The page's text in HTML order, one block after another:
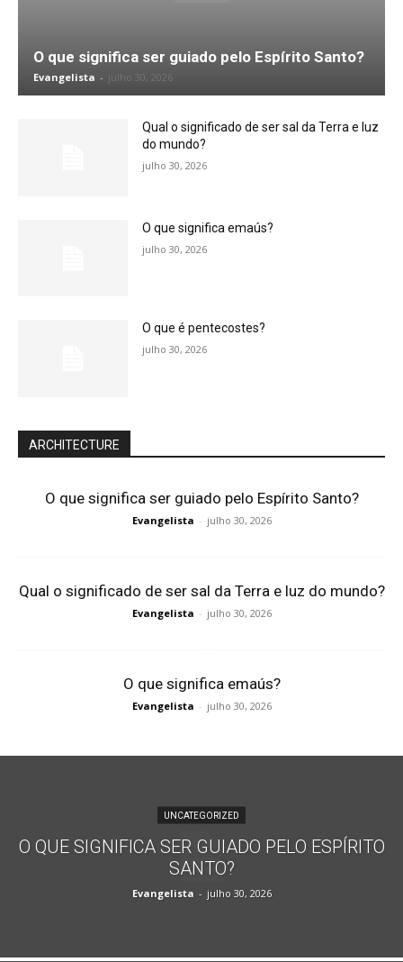
O que significa ser guiado pelo Espírito Santo?
Evangelista - julho 30, 2026
Qual o significado de ser sal da Terra e luz
do mundo?
julho 30, 2026
O que significa emaús?
julho 30, 2026
O que é pentecostes?
julho 30, 2026
ARCHITECTURE
O que significa ser guiado pelo Espírito Santo?
Evangelista - julho 30, 2026
Qual o significado de ser sal da Terra e luz do mundo?
Evangelista - julho 30, 2026
O que significa emaús?
Evangelista - julho 30, 2026
UNCATEGORIZED
O QUE SIGNIFICA SER GUIADO PELO ESPÍRITO
SANTO?
Evangelista - julho 30, 2026